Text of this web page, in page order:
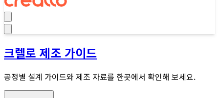
크렐로 제조 가이드
공정별 설계 가이드와 제조 자료를 한곳에서 확인해 보세요.